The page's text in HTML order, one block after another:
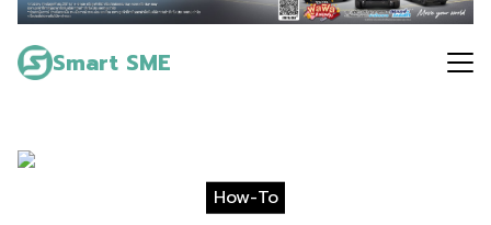
Smart SME
How-To